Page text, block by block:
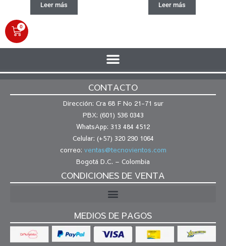
Leer más Leer más
0
CONTACTO
Dirección: Cra 68 F No 21-71 sur
PBX: (601) 536 0343
WhatsApp: 313 484 4512
Celular: (+57) 320 290 1064
correo: ventas@tecnovientos.com
Bogotá D.C. – Colombia
CONDICIONES DE VENTA
MEDIOS DE PAGOS